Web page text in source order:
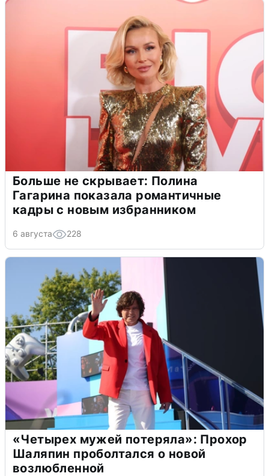
Больше не скрывает: Полина
Гагарина показала романтичные
кадры с новым избранником
6 августа 228
«Четырех мужей потеряла»: Прохор
Шаляпин проболтался о новой
возлюбленной